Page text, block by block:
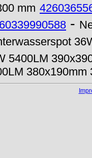
mm
-
5400LM
380x190mm